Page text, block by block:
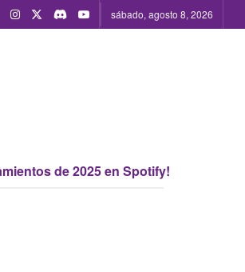
sábado, agosto 8, 2026
de 2025 en Spotify!